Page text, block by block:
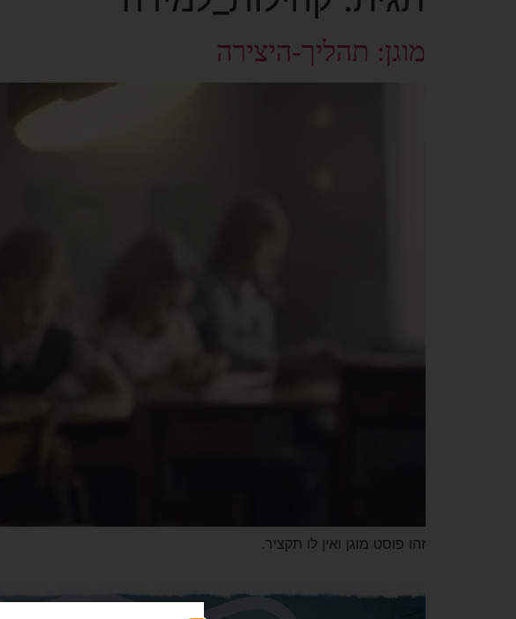
מוגן: תהליך-היצירה
זהו פוסט מוגן ואין לו תקציר.